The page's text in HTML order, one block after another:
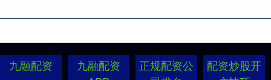
九融配资
九融配资
正规配资公
配资炒股开